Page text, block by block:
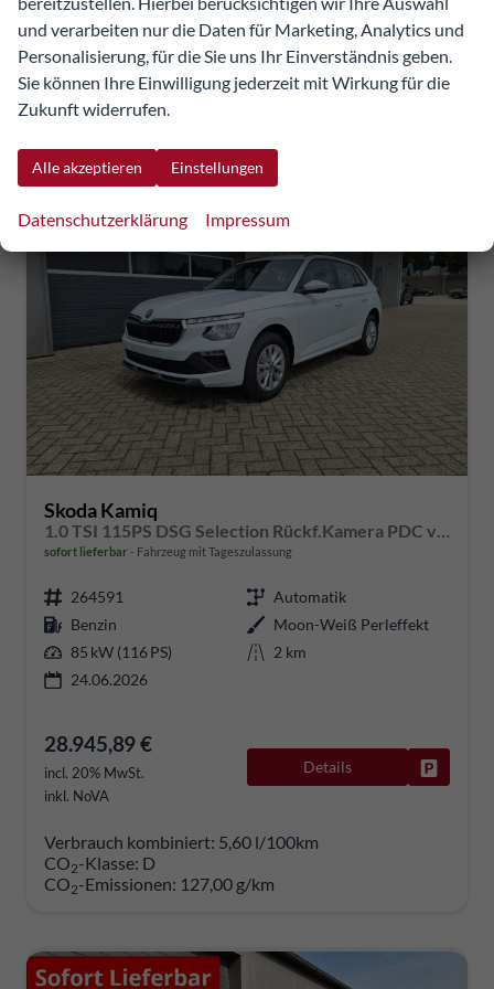
inkl. NoVA
Verbrauch kombiniert:
CO -Klasse: D
CO 2-Emissionen:
Skoda Kamiq
1.0 TSI 115PS DSG Selection Rückf.Kamera PDC v+h Sitzheizung Klimaautomatik Skoda-Radio Apple CarPlay + Android Auto Tempomat Garantieverlängerung 16"LM
sofort lieferbar Fahrzeug mit Tageszulassung
264591
Automatik
Benzin
Moon-Weiß Perleffekt
85 kW (116 PS)
2 km
24.06.2026
28.945,89 €
incl. 20% MwSt.
inkl. NoVA
Details
Verbrauch kombiniert: 5,60 l/100km
CO2-Klasse: D
CO2-Emissionen: 127,00 g/km
und verarbeiten nur die Daten für Marketing, Analytics und
Personalisierung, für die Sie uns Ihr Einverständnis geben.
Sie können Ihre Einwilligung jederzeit mit Wirkung für die
Zukunft widerrufen.
Alle akzeptieren Einstellungen
Datenschutzerklärung Impressum